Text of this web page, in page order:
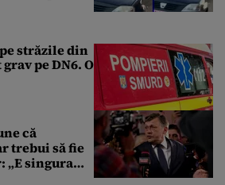
străzile din
pe DN6. O
că
trebui să fie
singura